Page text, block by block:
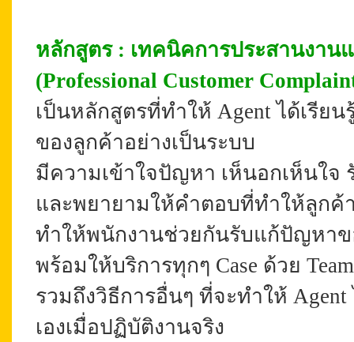
หลักสูตร : เทคนิคการประสานงาน
(Professional Customer
เป็นหลักสูตรที่ทำให้ Agent ได้เรีย
ของลูกค้าอย่างเป็นระบบ
มีความเข้าใจปัญหา เห็นอกเห็นใจ
และพยายามให้คำตอบที่ทำให้ลูกค้
ทำให้พนักงานช่วยกันรับแก้ปัญหาข
พร้อมให้บริการทุกๆ Case ด้วย
รวมถึงวิธีการอื่นๆ ที่จะทำให้
เองเมื่อปฏิบัติงานจริง